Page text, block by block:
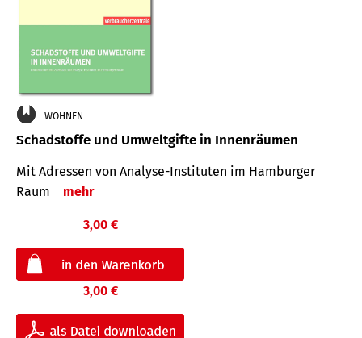
WOHNEN
Schadstoffe und Umweltgifte in Innenräumen
Mit Adressen von Analyse-Insti­tuten im Hamburger
Raum
mehr
3,00 €
3,00 €